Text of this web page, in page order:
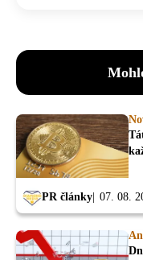
PR články 07. 08.